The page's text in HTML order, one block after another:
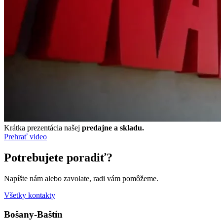
Krátka prezentácia našej predajne a skladu.
Prehrať video
Potrebujete poradiť?
Napíšte nám alebo zavolate, radi vám pomôžeme.
Všetky kontakty
Bošany-Baštín